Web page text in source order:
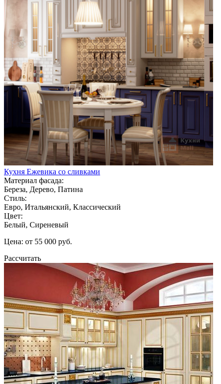
Кухня Ежевика со сливками
Материал фасада:
Береза, Дерево, Патина
Стиль:
Евро, Итальянский, Классический
Цвет:
Белый, Сиреневый
Цена: от 55 000 руб.
Рассчитать